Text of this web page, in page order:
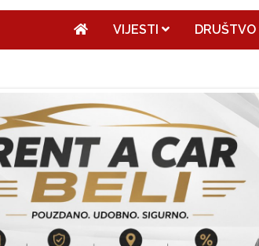
VIJESTI DRUŠTVO